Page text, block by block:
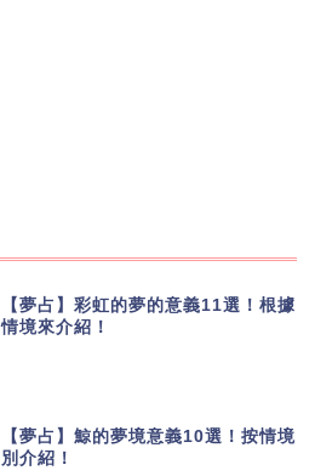
【夢占】彩虹的夢的意義11選！根據
情境來介紹！
【夢占】鯨的夢境意義10選！按情境
別介紹！